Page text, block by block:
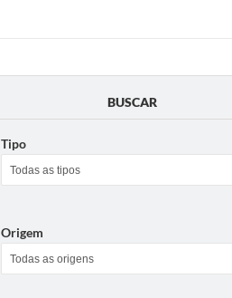
BUSCAR
Tipo
Origem